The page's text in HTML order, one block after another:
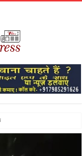
जेल में रखने की सजा